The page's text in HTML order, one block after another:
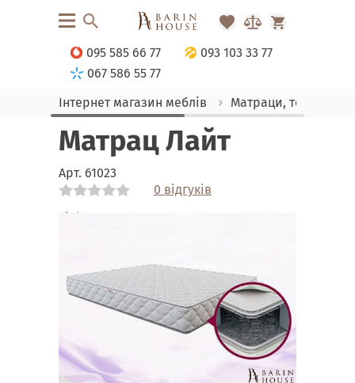
095 585 66 77
093 103 33 77
067 586 55 77
Інтернет магазин меблів
Матраци, текстиль
Матрац Лайт
Арт. 61023
0 відгуків
Link
Link